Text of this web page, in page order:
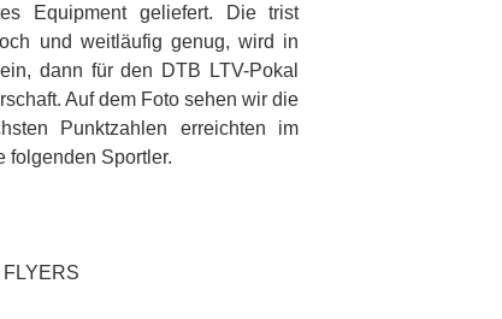
Equipment geliefert. Die trist
und weitläufig genug, wird in
dann für den DTB LTV-Pokal
Auf dem Foto sehen wir die
Punktzahlen erreichten im
folgenden Sportler.